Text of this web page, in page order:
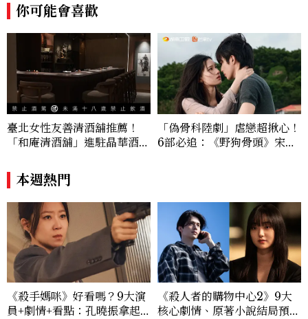
力的跨平台敘事語言。認為好的內容不僅是
記錄時代，更是溫柔的行動——在每一段訪
談與每一篇文章裡，留下值得反覆回味的
光。
你可能會喜歡
臺北女性友善清酒舖推薦！
「和庵清酒舖」進駐晶華酒
180元起輕鬆微醺
「偽骨科陸劇」虐戀超揪心！
6部必追：《野狗骨頭》宋威
本週熱門
《殺手媽咪》好看嗎？9大演
員+劇情+看點：孔曉振拿起
《殺人者的購物中心2》9大
核心劇情、原著小說結局預測